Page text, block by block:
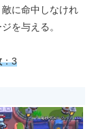
に命中しなけれ
を与える。
：3